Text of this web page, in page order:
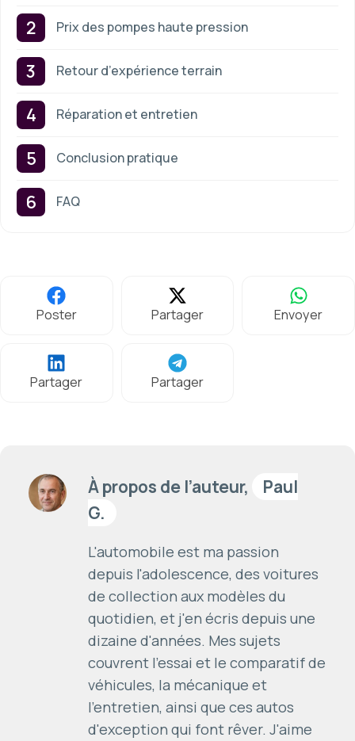
Prix des pompes haute pression
Retour d’expérience terrain
Réparation et entretien
Conclusion pratique
FAQ
Poster Partager Envoyer
Partager Partager
À propos de l’auteur,
Paul
G.
L'automobile est ma passion
depuis l'adolescence, des voitures
de collection aux modèles du
quotidien, et j'en écris depuis une
dizaine d'années. Mes sujets
couvrent l'essai et le comparatif de
véhicules, la mécanique et
l'entretien, ainsi que ces autos
d'exception qui font rêver. J'aime